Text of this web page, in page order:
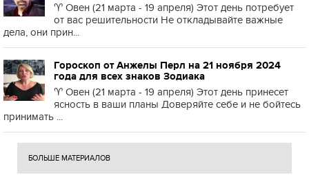
♈️ Овен (21 марта - 19 апреля) Этот день потребует
от вас решительности Не откладывайте важные
дела, они прин...
Гороскоп от Анжелы Перл на 21 ноября 2024
года для всех знаков Зодиака
♈️ Овен (21 марта - 19 апреля) Этот день принесет
ясность в ваши планы Доверяйте себе и не бойтесь
принимать ...
БОЛЬШЕ МАТЕРИАЛОВ